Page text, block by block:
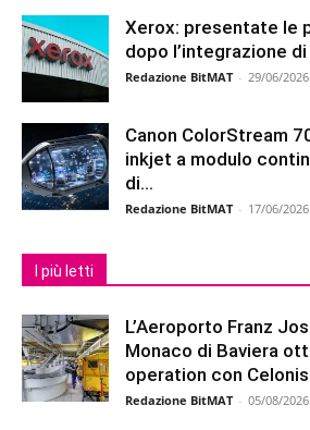
Xerox: presentate le
dopo l’integrazione
Redazione BitMAT - 29/06/2026
Canon ColorStream
inkjet a modulo
di...
Redazione BitMAT - 17/06/2026
I più letti
L’Aeroporto Franz
Monaco di Baviera
operation con Celonis
Redazione BitMAT - 05/08/2026